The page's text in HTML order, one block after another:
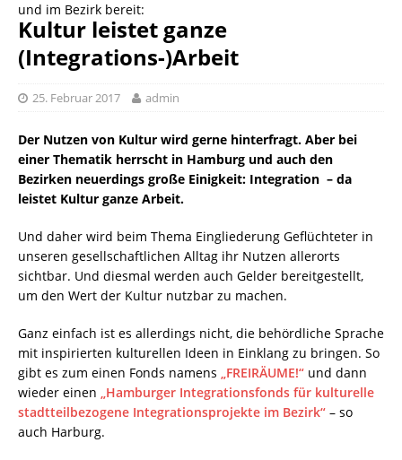
und im Bezirk bereit:
Kultur leistet ganze
(Integrations-)Arbeit
25. Februar 2017 admin
Der Nutzen von Kultur wird gerne hinterfragt. Aber bei
einer Thematik herrscht in Hamburg und auch den
Bezirken neuerdings große Einigkeit: Integration – da
leistet Kultur ganze Arbeit.
Und daher wird beim Thema Eingliederung Geflüchteter in
unseren gesellschaftlichen Alltag ihr Nutzen allerorts
sichtbar. Und diesmal werden auch Gelder bereitgestellt,
um den Wert der Kultur nutzbar zu machen.
Ganz einfach ist es allerdings nicht, die behördliche Sprache
mit inspirierten kulturellen Ideen in Einklang zu bringen. So
gibt es zum einen Fonds namens „FREIRÄUME!“ und dann
wieder einen „Hamburger Integrationsfonds für kulturelle
stadtteilbezogene Integrationsprojekte im Bezirk“ – so
auch Harburg.